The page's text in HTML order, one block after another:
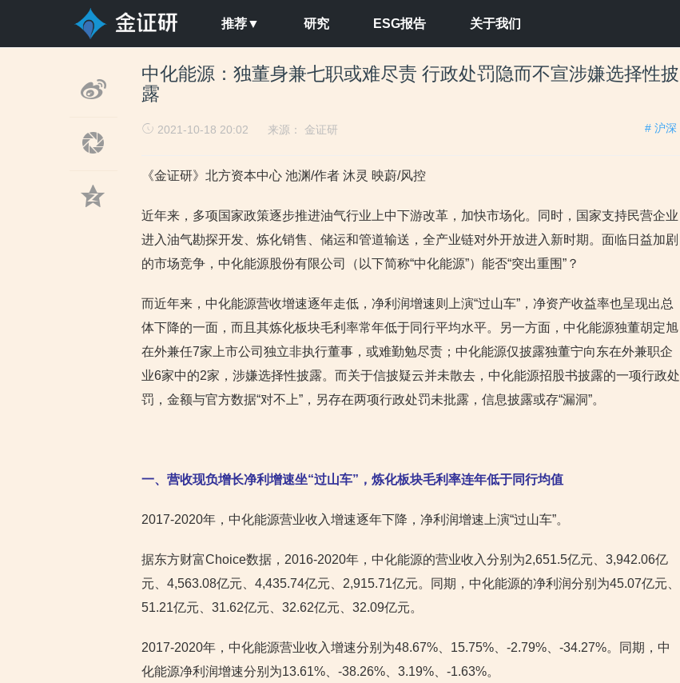
推荐▼ 研究 ESG报告 关于我们
中化能源：独董身兼七职或难尽责 行政处罚隐而不宣涉嫌选择性披
露
# 沪深
2021-10-18 20:02 来源： 金证研
《金证研》北方资本中心 池渊/作者 沐灵 映蔚/风控
近年来，多项国家政策逐步推进油气行业上中下游改革，加快市场化。同时，国家支持民营企业
进入油气勘探开发、炼化销售、储运和管道输送，全产业链对外开放进入新时期。面临日益加剧
的市场竞争，中化能源股份有限公司（以下简称“中化能源”）能否“突出重围”？
而近年来，中化能源营收增速逐年走低，净利润增速则上演“过山车”，净资产收益率也呈现出总
体下降的一面，而且其炼化板块毛利率常年低于同行平均水平。另一方面，中化能源独董胡定旭
在外兼任7家上市公司独立非执行董事，或难勤勉尽责；中化能源仅披露独董宁向东在外兼职企
业6家中的2家，涉嫌选择性披露。而关于信披疑云并未散去，中化能源招股书披露的一项行政处
罚，金额与官方数据“对不上”，另存在两项行政处罚未批露，信息披露或存“漏洞”。
一、营收现负增长净利增速坐“过山车”，炼化板块毛利率连年低于同行均值
2017-2020年，中化能源营业收入增速逐年下降，净利润增速上演“过山车”。
据东方财富Choice数据，2016-2020年，中化能源的营业收入分别为2,651.5亿元、3,942.06亿
元、4,563.08亿元、4,435.74亿元、2,915.71亿元。同期，中化能源的净利润分别为45.07亿元、
51.21亿元、31.62亿元、32.62亿元、32.09亿元。
2017-2020年，中化能源营业收入增速分别为48.67%、15.75%、-2.79%、-34.27%。同期，中
化能源净利润增速分别为13.61%、-38.26%、3.19%、-1.63%。